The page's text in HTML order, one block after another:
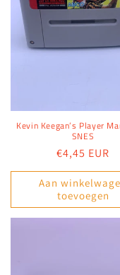
Kevin Keegan’s Player
SNES
Normale
prijs
€4,45 EUR
Aan
toevoegen